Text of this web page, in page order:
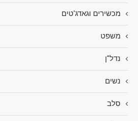
מכשירים וגאדג'טים
משפט
נדל"ן
נשים
סלב